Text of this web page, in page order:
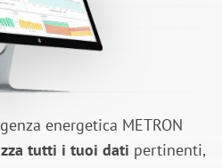
energetica METRON
tutti i tuoi dati pertinenti,